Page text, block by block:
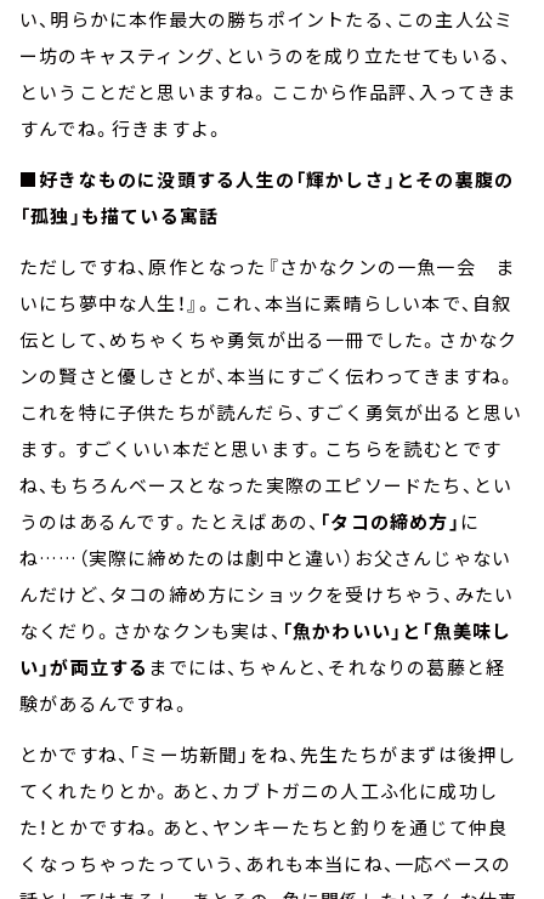
い、明らかに本作最大の勝ちポイントたる、この主人公ミ
ー坊のキャスティング、というのを成り立たせてもいる、
ということだと思いますね。ここから作品評、入ってきま
すんでね。行きますよ。
■好きなものに没頭する人生の「輝かしさ」とその裏腹の
「孤独」も描ている寓話
ただしですね、原作となった『さかなクンの一魚一会 ま
いにち夢中な人生！』。これ、本当に素晴らしい本で、自叙
伝として、めちゃくちゃ勇気が出る一冊でした。さかなク
ンの賢さと優しさとが、本当にすごく伝わってきますね。
これを特に子供たちが読んだら、すごく勇気が出ると思い
ます。すごくいい本だと思います。こちらを読むとです
ね、もちろんベースとなった実際のエピソードたち、とい
うのはあるんです。たとえばあの、 「タコの締め方」 に
ね……（実際に締めたのは劇中と違い）お父さんじゃない
んだけど、タコの締め方にショックを受けちゃう、みたい
なくだり。さかなクンも実は、 「魚かわいい」と「魚美味し
い」が両立する までには、ちゃんと、それなりの葛藤と経
験があるんですね。
とかですね、「ミー坊新聞」をね、先生たちがまずは後押し
てくれたりとか。あと、カブトガニの人工ふ化に成功し
た！とかですね。あと、ヤンキーたちと釣りを通じて仲良
くなっちゃったっていう、あれも本当にね、一応ベースの